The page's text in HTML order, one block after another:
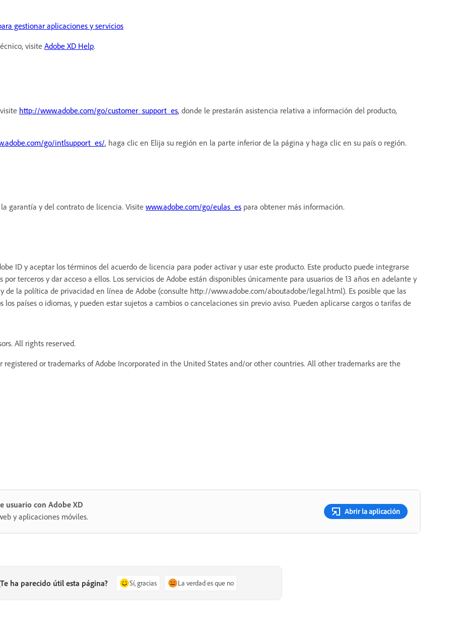
gestionar aplicaciones y servicios
visite Adobe XD Help.
http://www.adobe.com/go/customer_support_es, donde le prestarán asistencia relativa a información del producto,
go/intlsupport_es/, haga clic en Elija su región en la parte inferior de la página y haga clic en su país o región.
garantía y del contrato de licencia. Visite www.adobe.com/go/eulas_es para obtener más información.
ID y aceptar los términos del acuerdo de licencia para poder activar y usar este producto. Este producto puede integrarse
terceros y dar acceso a ellos. Los servicios de Adobe están disponibles únicamente para usuarios de 13 años en adelante y
de la política de privacidad en línea de Adobe (consulte http://www.adobe.com/aboutadobe/legal.html). Es posible que las
países o idiomas, y pueden estar sujetos a cambios o cancelaciones sin previo aviso. Pueden aplicarse cargos o tarifas de
All rights reserved.
registered or trademarks of Adobe Incorporated in the United States and/or other countries. All other trademarks are the
usuario con Adobe XD
y aplicaciones móviles.
Abrir la aplicación
ha parecido útil esta página? Sí, gracias La verdad es que no